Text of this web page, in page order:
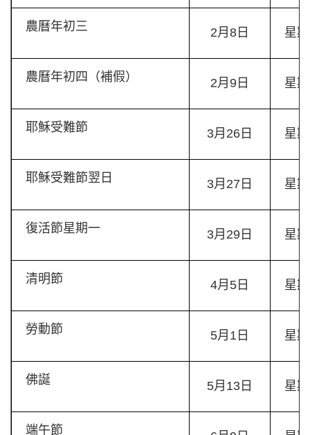
農曆年初三 2月8日 星
農曆年初四（補假） 2月9日 星
耶穌受難節 3月26日 星
耶穌受難節翌日 3月27日 星
復活節星期一 3月29日 星
清明節 4月5日 星
勞動節 5月1日 星
佛誕 5月13日 星
端午節